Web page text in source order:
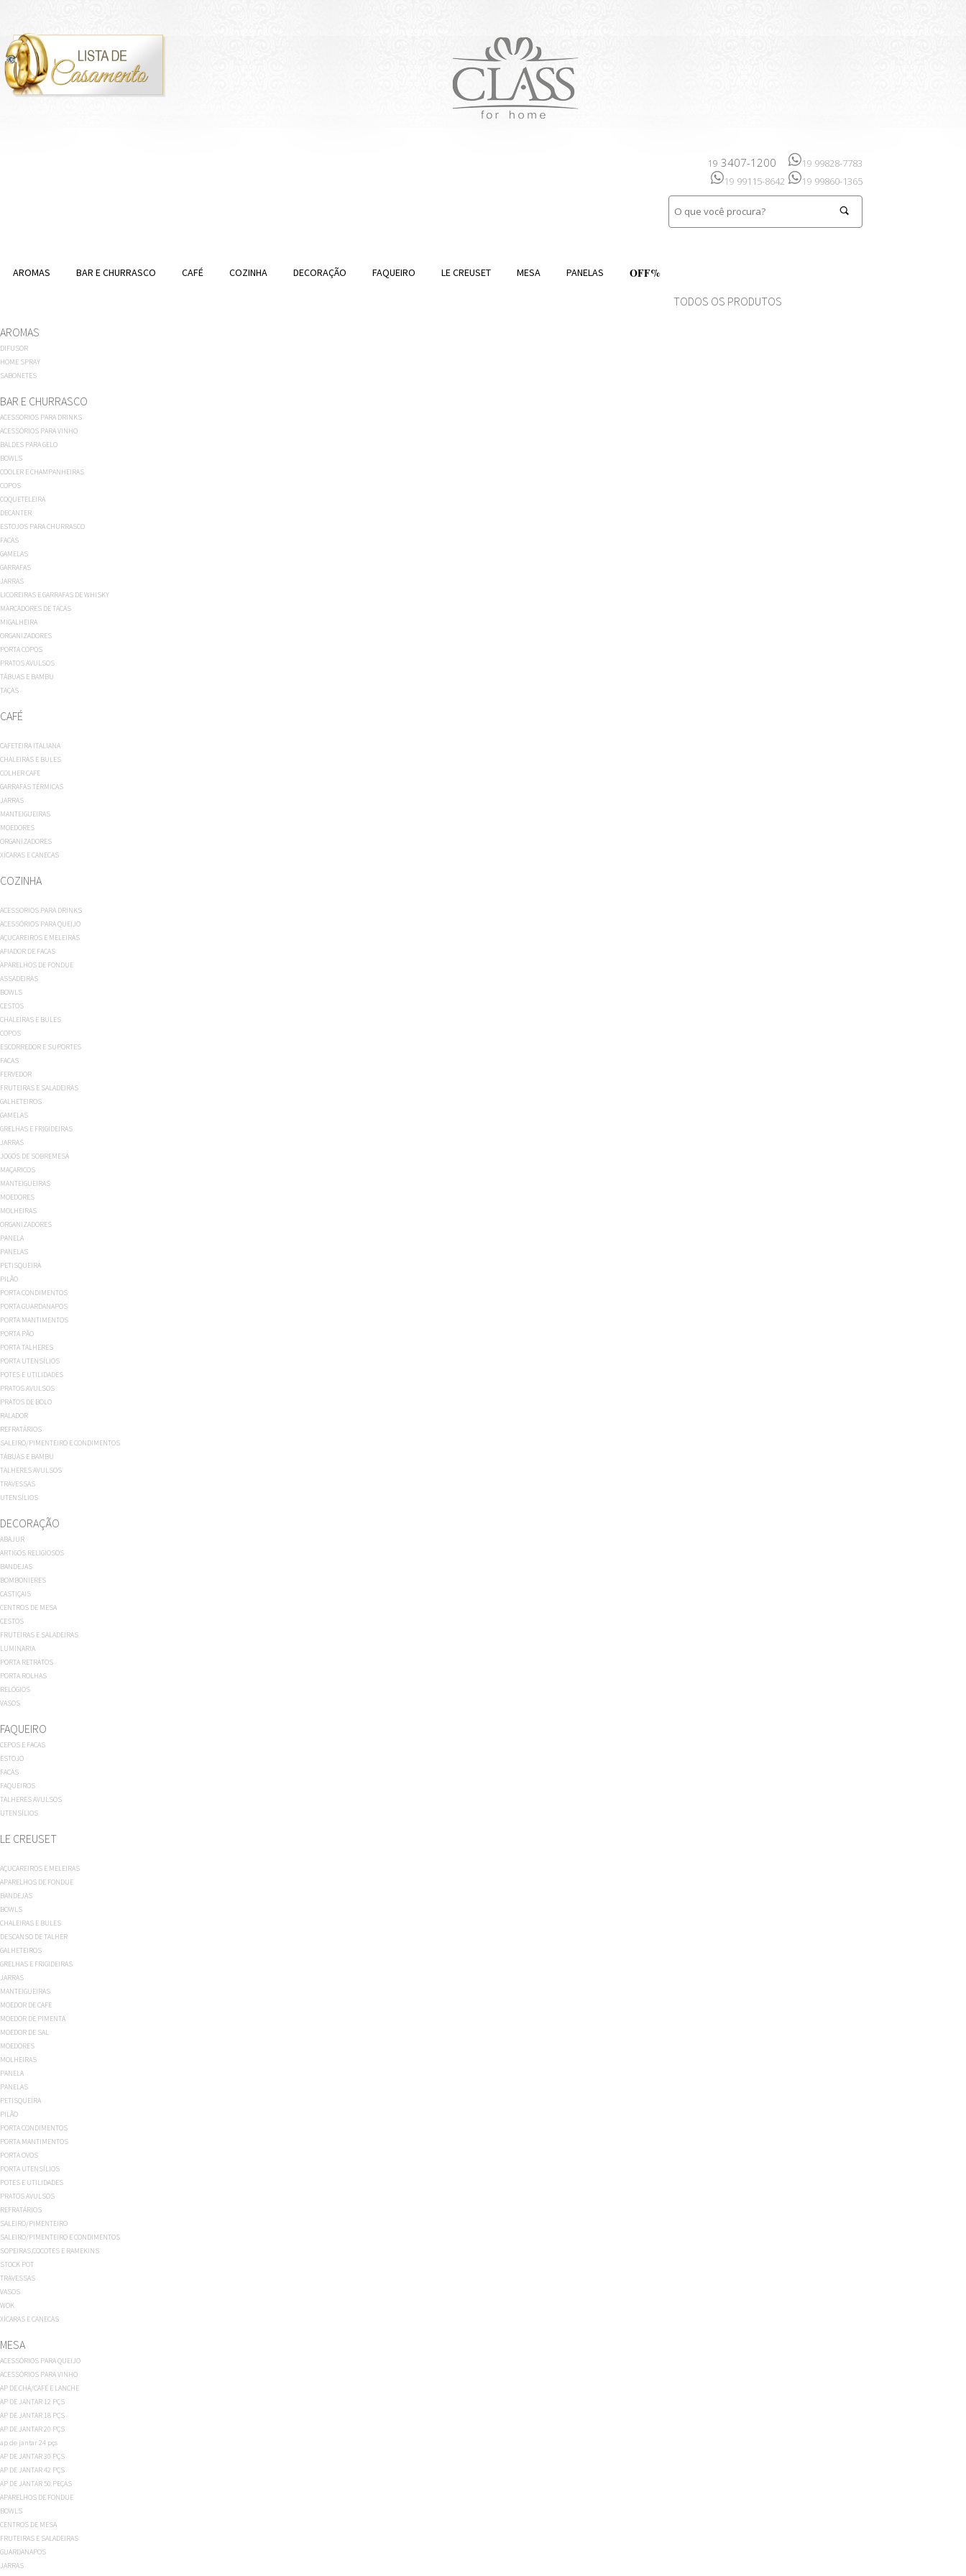
19 3407-1200 19 99828-7783
19 99115-8642 19 99860-1365
AROMAS BAR E CHURRASCO CAFÉ COZINHA DECORAÇÃO FAQUEIRO LE CREUSET MESA PANELAS OFF%
TODOS OS PRODUTOS
AROMAS
DIFUSOR
HOME SPRAY
SABONETES
BAR E CHURRASCO
ACESSORIOS PARA DRINKS
ACESSÓRIOS PARA VINHO
BALDES PARA GELO
BOWLS
COOLER E CHAMPANHEIRAS
COPOS
COQUETELEIRA
DECANTER
ESTOJOS PARA CHURRASCO
FACAS
GAMELAS
GARRAFAS
JARRAS
LICOREIRAS E GARRAFAS DE WHISKY
MARCADORES DE TACAS
MIGALHEIRA
ORGANIZADORES
PORTA COPOS
PRATOS AVULSOS
TÁBUAS E BAMBU
TAÇAS
CAFÉ
CAFETEIRA ITALIANA
CHALEIRAS E BULES
COLHER CAFE
GARRAFAS TÉRMICAS
JARRAS
MANTEIGUEIRAS
MOEDORES
ORGANIZADORES
XÍCARAS E CANECAS
COZINHA
ACESSORIOS PARA DRINKS
ACESSÓRIOS PARA QUEIJO
AÇUCAREIROS E MELEIRAS
AFIADOR DE FACAS
APARELHOS DE FONDUE
ASSADEIRAS
BOWLS
CESTOS
CHALEIRAS E BULES
COPOS
ESCORREDOR E SUPORTES
FACAS
FERVEDOR
FRUTEIRAS E SALADEIRAS
GALHETEIROS
GAMELAS
GRELHAS E FRIGIDEIRAS
JARRAS
JOGOS DE SOBREMESA
MAÇARICOS
MANTEIGUEIRAS
MOEDORES
MOLHEIRAS
ORGANIZADORES
PANELA
PANELAS
PETISQUEIRA
PILÃO
PORTA CONDIMENTOS
PORTA GUARDANAPOS
PORTA MANTIMENTOS
PORTA PÃO
PORTA TALHERES
PORTA UTENSÍLIOS
POTES E UTILIDADES
PRATOS AVULSOS
PRATOS DE BOLO
RALADOR
REFRATÁRIOS
SALEIRO/PIMENTEIRO E CONDIMENTOS
TÁBUAS E BAMBU
TALHERES AVULSOS
TRAVESSAS
UTENSÍLIOS
DECORAÇÃO
ABAJUR
ARTIGOS RELIGIOSOS
BANDEJAS
BOMBONIERES
CASTIÇAIS
CENTROS DE MESA
CESTOS
FRUTEIRAS E SALADEIRAS
LUMINARIA
PORTA RETRATOS
PORTA ROLHAS
RELÓGIOS
VASOS
FAQUEIRO
CEPOS E FACAS
ESTOJO
FACAS
FAQUEIROS
TALHERES AVULSOS
UTENSÍLIOS
LE CREUSET
AÇUCAREIROS E MELEIRAS
APARELHOS DE FONDUE
BANDEJAS
BOWLS
CHALEIRAS E BULES
DESCANSO DE TALHER
GALHETEIROS
GRELHAS E FRIGIDEIRAS
JARRAS
MANTEIGUEIRAS
MOEDOR DE CAFE
MOEDOR DE PIMENTA
MOEDOR DE SAL
MOEDORES
MOLHEIRAS
PANELA
PANELAS
PETISQUEIRA
PILÃO
PORTA CONDIMENTOS
PORTA MANTIMENTOS
PORTA OVOS
PORTA UTENSÍLIOS
POTES E UTILIDADES
PRATOS AVULSOS
REFRATÁRIOS
SALEIRO/PIMENTEIRO
SALEIRO/PIMENTEIRO E CONDIMENTOS
SOPEIRAS,COCOTES E RAMEKINS
STOCK POT
TRAVESSAS
VASOS
WOK
XÍCARAS E CANECAS
MESA
ACESSÓRIOS PARA QUEIJO
ACESSÓRIOS PARA VINHO
AP DE CHÁ/CAFÉ E LANCHE
AP DE JANTAR 12 PÇS
AP DE JANTAR 18 PÇS
AP DE JANTAR 20 PÇS
ap de jantar 24 pçs
AP DE JANTAR 30 PÇS
AP DE JANTAR 42 PÇS
AP DE JANTAR 50 PEÇAS
APARELHOS DE FONDUE
BOWLS
CENTROS DE MESA
FRUTEIRAS E SALADEIRAS
GUARDANAPOS
JARRAS